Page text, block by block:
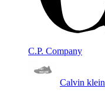
C.P. Company
Calvin klein